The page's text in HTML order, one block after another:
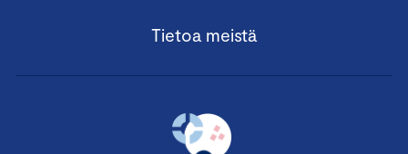
Tietoa meistä